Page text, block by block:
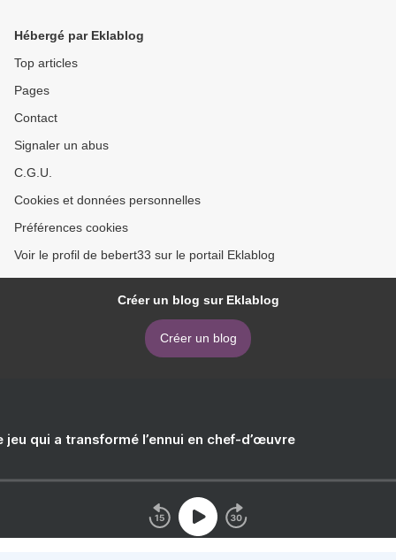
Hébergé par Eklablog
Top articles
Pages
Contact
Signaler un abus
C.G.U.
Cookies et données personnelles
Préférences cookies
Voir le profil de bebert33 sur le portail Eklablog
Créer un blog sur Eklablog
Créer un blog
jeu qui a transformé l’ennui en chef-d’œuvre